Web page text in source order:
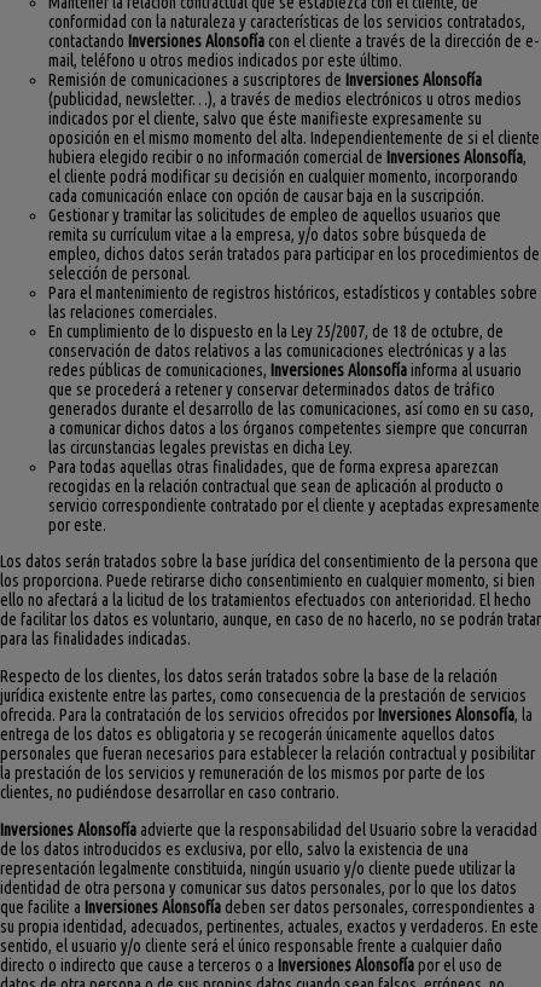
conformidad con la naturaleza y características de los servicios contratados,
contactando Inversiones Alonsofía con el cliente a través de la dirección de e-
mail, teléfono u otros medios indicados por este último.
Remisión de comunicaciones a suscriptores de Inversiones Alonsofía
(publicidad, newsletter…), a través de medios electrónicos u otros medios
indicados por el cliente, salvo que éste manifieste expresamente su
oposición en el mismo momento del alta. Independientemente de si el cliente
hubiera elegido recibir o no información comercial de Inversiones Alonsofía,
el cliente podrá modificar su decisión en cualquier momento, incorporando
cada comunicación enlace con opción de causar baja en la suscripción.
Gestionar y tramitar las solicitudes de empleo de aquellos usuarios que
remita su currículum vitae a la empresa, y/o datos sobre búsqueda de
empleo, dichos datos serán tratados para participar en los procedimientos de
selección de personal.
Para el mantenimiento de registros históricos, estadísticos y contables sobre
las relaciones comerciales.
En cumplimiento de lo dispuesto en la Ley 25/2007, de 18 de octubre, de
conservación de datos relativos a las comunicaciones electrónicas y a las
redes públicas de comunicaciones, Inversiones Alonsofíainforma al usuario
que se procederá a retener y conservar determinados datos de tráfico
generados durante el desarrollo de las comunicaciones, así como en su caso,
a comunicar dichos datos a los órganos competentes siempre que concurran
las circunstancias legales previstas en dicha Ley.
Para todas aquellas otras finalidades, que de forma expresa aparezcan
recogidas en la relación contractual que sean de aplicación al producto o
servicio correspondiente contratado por el cliente y aceptadas expresamente
por este.
Los datos serán tratados sobre la base jurídica del consentimiento de la persona que
los proporciona. Puede retirarse dicho consentimiento en cualquier momento, si bien
ello no afectará a la licitud de los tratamientos efectuados con anterioridad. El hecho
de facilitar los datos es voluntario, aunque, en caso de no hacerlo, no se podrán tratar
para las finalidades indicadas.
Respecto de los clientes, los datos serán tratados sobre la base de la relación
jurídica existente entre las partes, como consecuencia de la prestación de servicios
ofrecida. Para la contratación de los servicios ofrecidos por Inversiones Alonsofía, la
entrega de los datos es obligatoria y se recogerán únicamente aquellos datos
personales que fueran necesarios para establecer la relación contractual y posibilitar
la prestación de los servicios y remuneración de los mismos por parte de los
clientes, no pudiéndose desarrollar en caso contrario.
Inversiones Alonsofía advierte que la responsabilidad del Usuario sobre la veracidad
de los datos introducidos es exclusiva, por ello, salvo la existencia de una
representación legalmente constituida, ningún usuario y/o cliente puede utilizar la
identidad de otra persona y comunicar sus datos personales, por lo que los datos
que facilite a Inversiones Alonsofíadeben ser datos personales, correspondientes a
su propia identidad, adecuados, pertinentes, actuales, exactos y verdaderos. En este
sentido, el usuario y/o cliente será el único responsable frente a cualquier daño
directo o indirecto que cause a terceros o a Inversiones Alonsofíapor el uso de